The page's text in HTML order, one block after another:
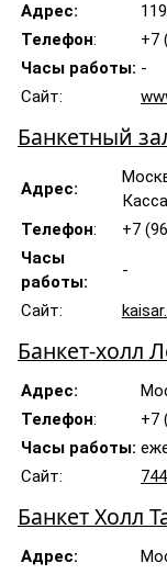
Адрес:
Телефон:
+7
Часы работы: -
Сайт:
Банкетный
Адрес:
Телефон:
+7
Часы
работы:
-
Сайт:
Банкет-холл
Адрес:
Телефон:
+7
Часы работы:
Сайт:
Банкет Холл
Адрес: